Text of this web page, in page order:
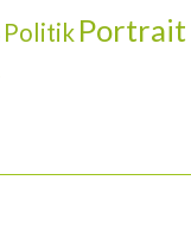
Politik Portrait